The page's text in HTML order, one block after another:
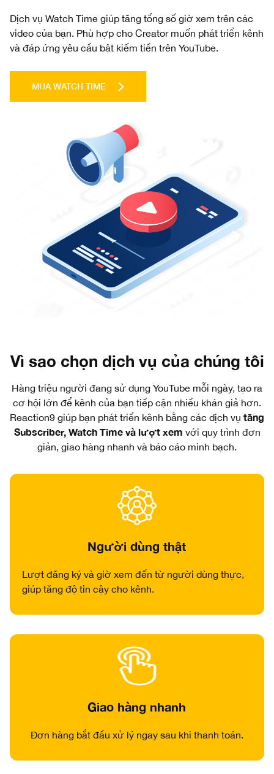
Dịch vụ Watch Time giúp tăng tổng số giờ xem trên các
video của bạn. Phù hợp cho Creator muốn phát triển kênh
và đáp ứng yêu cầu bật kiếm tiền trên YouTube.
MUA WATCH TIME
Vì sao chọn dịch vụ của chúng tôi
Hàng triệu người đang sử dụng YouTube mỗi ngày, tạo ra
cơ hội lớn để kênh của bạn tiếp cận nhiều khán giả hơn.
Reaction9 giúp bạn phát triển kênh bằng các dịch vụ tăng
Subscriber, Watch Time và lượt xem với quy trình đơn
giản, giao hàng nhanh và báo cáo minh bạch.
Người dùng thật
Lượt đăng ký và giờ xem đến từ người dùng thực,
giúp tăng độ tin cậy cho kênh.
Giao hàng nhanh
Đơn hàng bắt đầu xử lý ngay sau khi thanh toán.